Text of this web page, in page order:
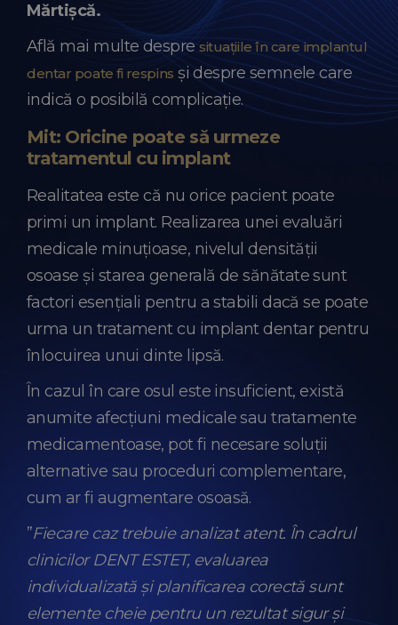
Mărtișcă.
Află mai multe despresituațiile în care implantul
dentar poate fi respins și despre semnele care
indică o posibilă complicație.
Mit: Oricine poate să urmeze
tratamentul cu implant
Realitatea este că nu orice pacient poate
primi un implant. Realizarea unei evaluări
medicale minuțioase, nivelul densității
osoase și starea generală de sănătate sunt
factori esențiali pentru a stabili dacă se poate
urma un tratament cu implant dentar pentru
înlocuirea unui dinte lipsă.
În cazul în care osul este insuficient, există
anumite afecțiuni medicale sau tratamente
medicamentoase, pot fi necesare soluții
alternative sau proceduri complementare,
cum ar fi augmentare osoasă.
”Fiecare caz trebuie analizat atent. În cadrul
clinicilor DENT ESTET, evaluarea
individualizată și planificarea corectă sunt
elemente cheie pentru un rezultat sigur și